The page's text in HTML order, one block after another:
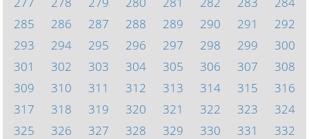
285
286 287 288 289 290 291
292
293
294 295 296 297 298 299
300
301
302 303 304 305 306 307
308
309
310 311 312 313 314 315
316
317
318 319 320 321 322 323
324
325
326 327 328 329 330 331
332